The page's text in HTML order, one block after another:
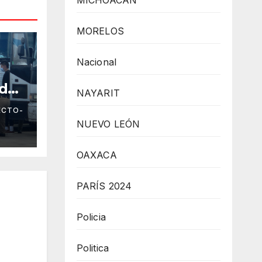
MORELOS
Nacional
NAYARIT
NUEVO LEÓN
OAXACA
PARÍS 2024
Policia
Politica